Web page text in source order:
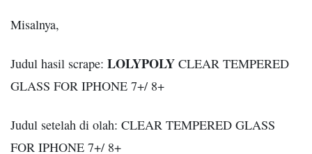
Misalnya,
Judul hasil scrape: LOLYPOLY CLEAR TEMPERED
GLASS FOR IPHONE 7+/ 8+
Judul setelah di olah: CLEAR TEMPERED GLASS
FOR IPHONE 7+/ 8+